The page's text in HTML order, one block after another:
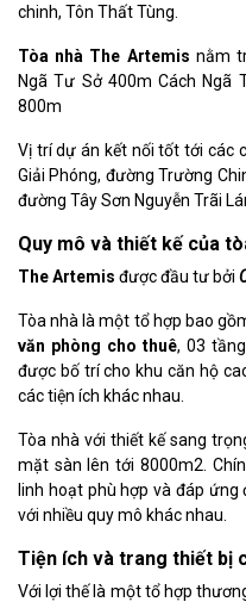
chinh, Tôn Thất Tùng.
Tòa nhà The Artemis nằm
Ngã Tư Sở 400m Cách Ngã
800m
Vị trí dự án kết nối tốt tới các
Giải Phóng, đường Trường
đường Tây Sơn Nguyễn Trãi
Quy mô và thiết kế của
The Artemis được đầu tư bởi
Tòa nhà là một tổ hợp bao
văn phòng cho thuê, 03
được bố trí cho khu căn hộ
các tiện ích khác nhau.
Tòa nhà với thiết kế sang
mặt sàn lên tới 8000m2.
linh hoạt phù hợp và đáp ứng
với nhiều quy mô khác nhau.
Tiện ích và trang thiết bị
Với lợi thế là một tổ hợp